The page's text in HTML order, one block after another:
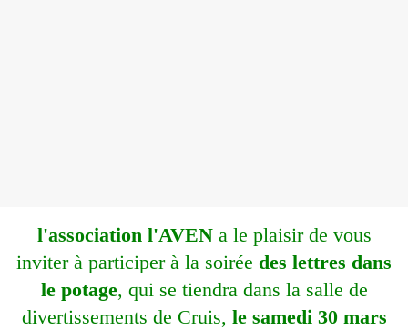
l'association l'AVENa le plaisir de vous
inviter à participer à la soirée des lettres dans
le potage, qui se tiendra dans la salle de
divertissements de Cruis, le samedi 30 mars